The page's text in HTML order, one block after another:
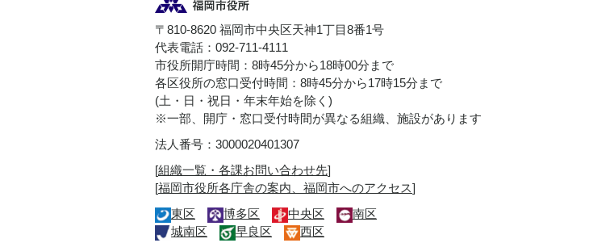
〒810-8620 福岡市中央区天神1丁目8番1号
代表電話：092-711-4111
市役所開庁時間：8時45分から18時00分まで
各区役所の窓口受付時間：8時45分から17時15分まで
(土・日・祝日・年末年始を除く)
※一部、開庁・窓口受付時間が異なる組織、施設があります
法人番号：3000020401307
[組織一覧・各課お問い合わせ先]
[福岡市役所各庁舎の案内、福岡市へのアクセス]
東区
博多区 中央区
南区
城南区
早良区 西区